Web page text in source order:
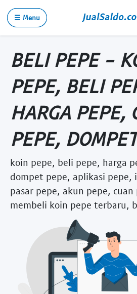
☰ Menu
BELI PEPE -
PEPE, BELI
HARGA PEPE,
PEPE,
koin pepe, beli pepe, harga
dompet pepe, aplikasi pepe,
pasar pepe, akun pepe, cuan
membeli koin pepe terbaru,